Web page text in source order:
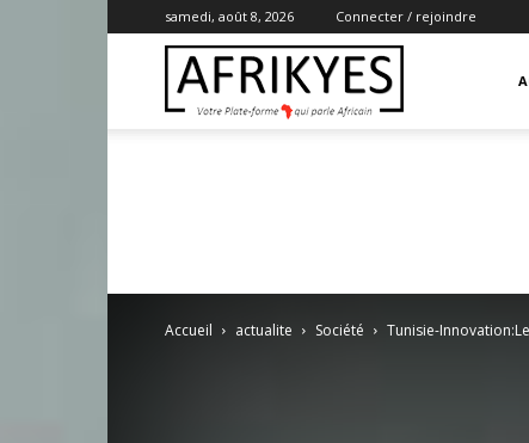
samedi, août 8, 2026 Connecter / rejoindre
Accueil actualite Société Tunisie-